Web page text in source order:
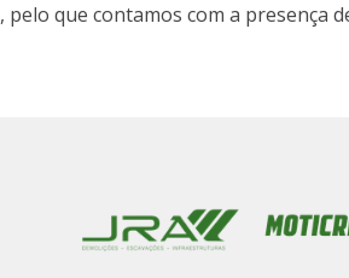
pelo que contamos com a presença